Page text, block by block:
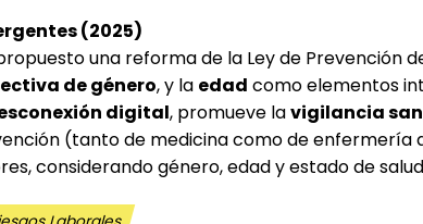
(2025)
una reforma de la Ley de Prevención
de género, y la edad como elementos
digital, promueve lavigilancia
(tanto de medicina como de
considerando género, edad y estado de